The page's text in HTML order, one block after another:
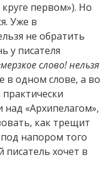
первом»). Но
Уже в
не обратить
у писателя
слово! нельзя
в одном слове, а во
«Архипелагом»,
как трещит
напором того
хочет в